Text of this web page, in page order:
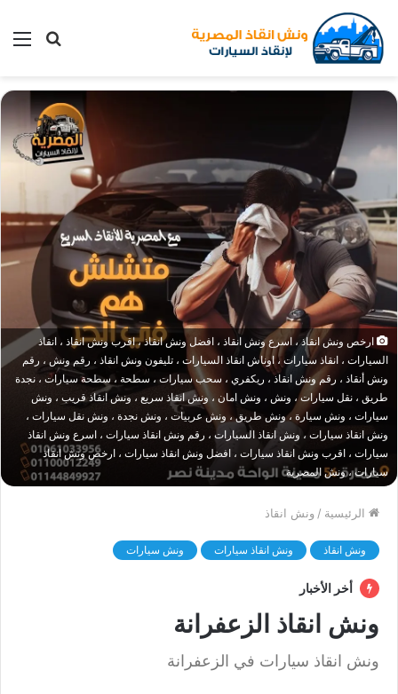
بحث
ارخص ونش انقاذ ، اسرع ونش انقاذ ، افضل ونش انقاذ ، اقرب ونش انقاذ ، انقاذ
السيارات ، انقاذ سيارات ، اوناش انقاذ السيارات ، تليفون ونش انقاذ ، رقم ونش ، رقم
ونش أنقاذ ، رقم ونش انقاذ ، ريكفري ، سحب سيارات ، سطحة ، سطحة سيارات ، نجدة
طريق ، نقل سيارات ، ونش ، ونش امان ، ونش انقاذ سريع ، ونش انقاذ قريب ، ونش
سيارات ، ونش سيارة ، ونش طريق ، ونش عربيات ، ونش نجدة ، ونش نقل سيارات ،
ونش انقاذ سيارات ، ونش انقاذ السيارات ، رقم ونش انقاذ سيارات ، اسرع ونش انقاذ
سيارات ، اقرب ونش انقاذ سيارات ، افضل ونش انقاذ سيارات ، ارخص ونش انقاذ
سيارات ، ونش المصرية
الرئيسية / ونش انقاذ
ونش انقاذ ونش انقاذ سيارات ونش سيارات
أخر الأخبار
ونش انقاذ الزعفرانة
ونش انقاذ سيارات في الزعفرانة